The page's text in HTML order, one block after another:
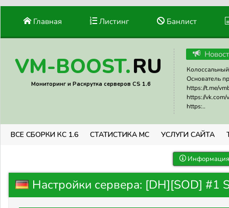
Главная Листинг Банлист
VM-BOOST.RU
Мониторинг и Раскрутка серверов CS 1.6
Основатель
https://t.me/
https://vk.com/
https:..
ВСЕ СБОРКИ КС 1.6 СТАТИСТИКА МС УСЛУГИ САЙТА
Настройки сервера: [DH][SOD] #1